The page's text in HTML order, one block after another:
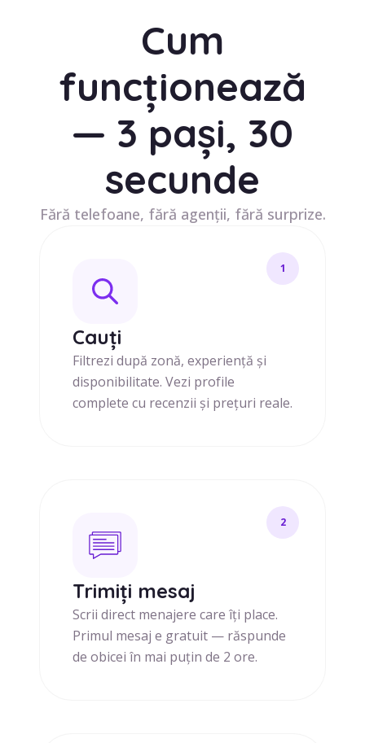
Cum
funcționează
— 3 pași, 30
secunde
Fără telefoane, fără agenții, fără surprize.
1
Cauți
Filtrezi după zonă, experiență și
disponibilitate. Vezi profile
complete cu recenzii și prețuri reale.
2
Trimiți mesaj
Scrii direct menajere care îți place.
Primul mesaj e gratuit — răspunde
de obicei în mai puțin de 2 ore.